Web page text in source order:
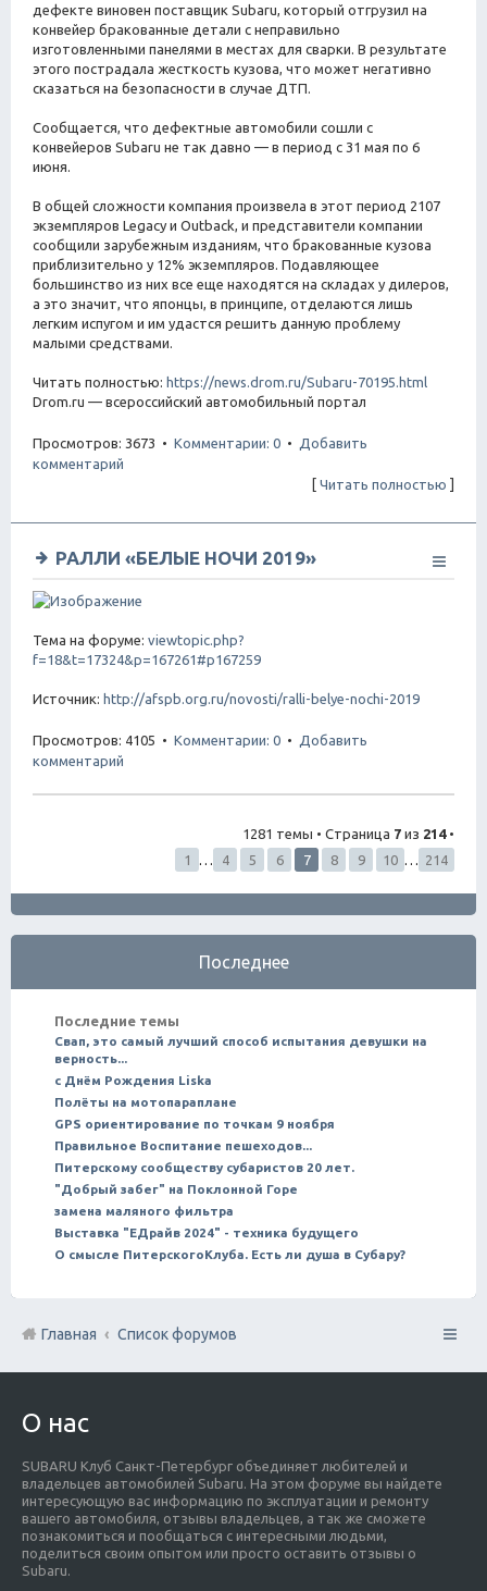
дефекте виновен поставщик Subaru, который отгрузил на
конвейер бракованные детали с неправильно
изготовленными панелями в местах для сварки. В результате
этого пострадала жесткость кузова, что может негативно
сказаться на безопасности в случае ДТП.
Сообщается, что дефектные автомобили сошли с
конвейеров Subaru не так давно — в период с 31 мая по 6
июня.
В общей сложности компания произвела в этот период 2107
экземпляров Legacy и Outback, и представители компании
сообщили зарубежным изданиям, что бракованные кузова
приблизительно у 12% экземпляров. Подавляющее
большинство из них все еще находятся на складах у дилеров,
а это значит, что японцы, в принципе, отделаются лишь
легким испугом и им удастся решить данную проблему
малыми средствами.
Читать полностью: https://news.drom.ru/Subaru-70195.html
Drom.ru — всероссийский автомобильный портал
Просмотров: 3673 • Комментарии: 0 •
Добавить
комментарий
[ Читать полностью ]
РАЛЛИ «БЕЛЫЕ НОЧИ 2019»
Тема на форуме: viewtopic.php?
f=18&t=17324&p=167261#p167259
Источник: http://afspb.org.ru/novosti/ralli-belye-nochi-2019
Просмотров: 4105 • Комментарии: 0 •
Добавить
комментарий
1281 темы • Страница 7 из 214•
1
… 4 5 6 7 8 9 10 … 214
Последнее
Последние темы
Свап, это самый лучший способ испытания девушки на
верность...
с Днём Рождения Liska
Полёты на мотопараплане
GPS ориентирование по точкам 9 ноября
Правильное Воспитание пешеходов...
Питерскому сообществу субаристов 20 лет.
"Добрый забег" на Поклонной Горе
замена маляного фильтра
Выставка "ЕДрайв 2024" - техника будущего
О смысле ПитерскогоКлуба. Есть ли душа в Субару?
Главная Список форумов
О нас
SUBARU Клуб Санкт-Петербург объединяет любителей и
владельцев автомобилей Subaru. На этом форуме вы найдете
интересующую вас информацию по эксплуатации и ремонту
вашего автомобиля, отзывы владельцев, а так же сможете
познакомиться и пообщаться с интересными людьми,
поделиться своим опытом или просто оставить отзывы о
Subaru.